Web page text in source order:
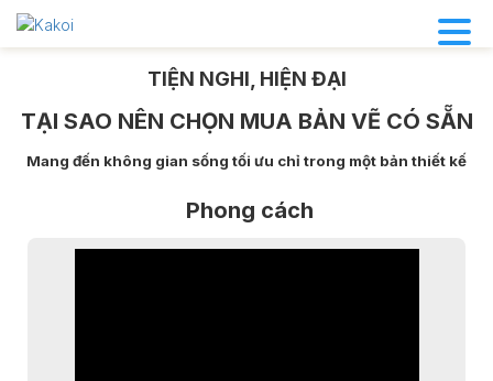
TIỆN NGHI, HIỆN ĐẠI
TẠI SAO NÊN CHỌN MUA BẢN VẼ CÓ SẴN
Mang đến không gian sống tối ưu chỉ trong một bản thiết kế
Phong cách